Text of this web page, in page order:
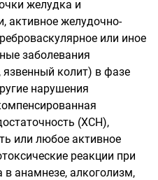
желудка и
активное желудочно-
или иное
заболевания
колит) в фазе
нарушения
(ХСН),
или любое активное
реакции при
анамнезе, алкоголизм,